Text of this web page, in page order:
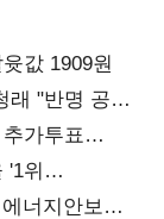
값 1909원
래 "반명 공세
가투표
'1위
너지안보